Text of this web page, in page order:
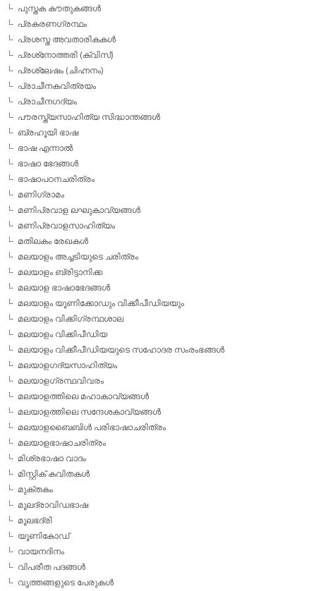
പുസ്തക കൗതുകങ്ങള്‍
പ്രകരണഗ്രന്ഥം
പ്രശസ്ത അവതാരികകള്‍
പ്രശ്‌നോത്തരി (ക്വിസ്)
പ്രശ്ലേഷം (ചിഹ്നനം)
പ്രാചീനകവിത്രയം
പ്രാചീനഗദ്യം
പൗരസ്ത്യസാഹിത്യ സിദ്ധാന്തങ്ങള്‍
ബ്രഹൂയി ഭാഷ
ഭാഷ എന്നാല്‍
ഭാഷാ ഭേദങ്ങള്‍
ഭാഷാപഠനചരിത്രം
മണിഗ്രാമം
മണിപ്രവാള ലഘുകാവ്യങ്ങള്‍
മണിപ്രവാളസാഹിത്യം
മതിലകം രേഖകള്‍
മലയാളം അച്ചടിയുടെ ചരിത്രം
മലയാളം ബ്രിട്ടാനിക്ക
മലയാള ഭാഷാഭേദങ്ങള്‍
മലയാളം യൂണിക്കോഡും വിക്കീപീഡിയയും
മലയാളം വിക്കിഗ്രന്ഥശാല
മലയാളം വിക്കിപീഡിയ
മലയാളം വിക്കീപീഡിയയുടെ സഹോദര സംരംഭങ്ങള്‍
മലയാളഗദ്യസാഹിത്യം
മലയാളഗ്രന്ഥവിവരം
മലയാളത്തിലെ മഹാകാവ്യങ്ങള്‍
മലയാളത്തിലെ സന്ദേശകാവ്യങ്ങള്‍
മലയാളബൈബിള്‍ പരിഭാഷാചരിത്രം
മലയാളഭാഷാചരിത്രം
മിശ്രഭാഷാ വാദം
മിസ്റ്റിക് കവിതകള്‍
മുക്തകം
മൂലദ്രാവിഡഭാഷ
മൂലഭദ്രി
യൂണികോഡ്
വായനദിനം
വിപരീത പദങ്ങള്‍
വൃത്തങ്ങളുടെ പേരുകള്‍